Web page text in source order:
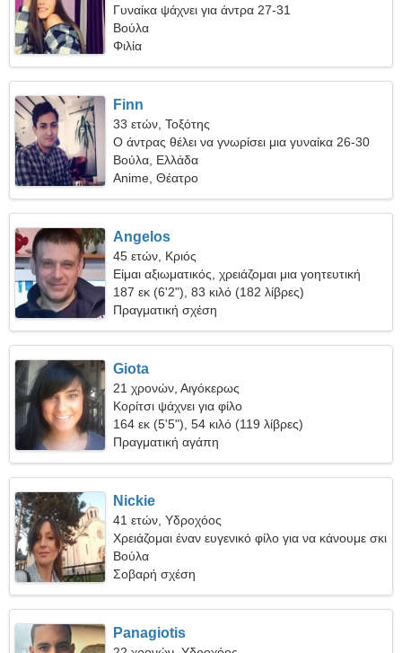
Γυναίκα ψάχνει για άντρα 27-31
Βούλα
Φιλία
Finn
33 ετών, Τοξότης
Ο άντρας θέλει να γνωρίσει μια γυναίκα 26-30
Βούλα, Ελλάδα
Anime, Θέατρο
Angelos
45 ετών, Κριός
Είμαι αξιωματικός, χρειάζομαι μια γοητευτική
γυναίκα
187 εκ (6'2"), 83 κιλό (182 λίβρες)
Πραγματική σχέση
Giota
21 χρονών, Αιγόκερως
Κορίτσι ψάχνει για φίλο
164 εκ (5'5"), 54 κιλό (119 λίβρες)
Πραγματική αγάπη
Nickie
41 ετών, Υδροχόος
Χρειάζομαι έναν ευγενικό φίλο για να κάνουμε σκι
μαζί
Βούλα
Σοβαρή σχέση
Panagiotis